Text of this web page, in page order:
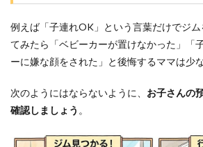
か？
6.4
Q4.リ
バウ
ンド
せん
か？
Q5.食
例えば「子連れOK」という言葉だけでジ
てみたら「ベビーカーが置けなかった」「
ーに嫌な顔をされた」と後悔するママは少
次のようにはならないように、 お子さんの
確認しましょう 。